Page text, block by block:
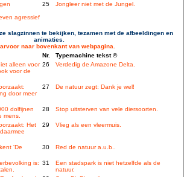
agressief
25 Jongleer niet met de Jungel.
slagzinnen te bekijken, tezamen met de afbeeldingen en
animaties.
naar bovenkant van webpagina.
Nr.
Typemachine tekst ©
alleen voor
voor de
26 Verdedig de Amazone Delta.
door meer
27 De natuur zegt: Dank je wel!
dolfijnen
mens.
28 Stop uitsterven van vele diersoorten.
Het
29 Vlieg als een vleermuis.
'De
30 Red de natuur a.u.b..
is: 31
Een stadspark is niet hetzelfde als de
natuur.